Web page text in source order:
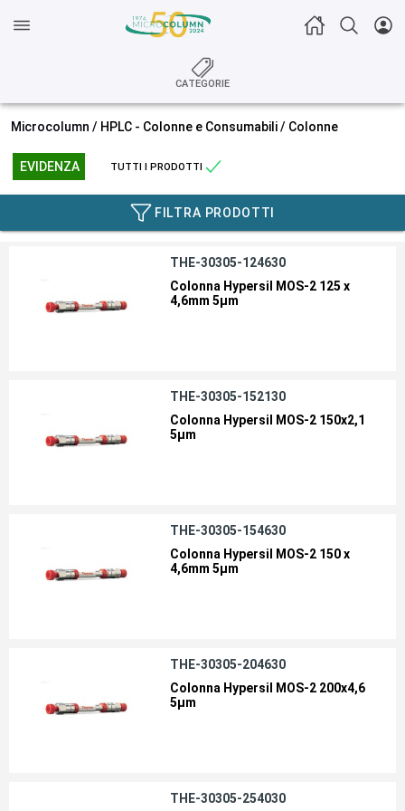
CATEGORIE
Microcolumn / HPLC - Colonne e Consumabili/ Colonne
EVIDENZA TUTTI I PRODOTTI
FILTRA PRODOTTI
THE-30305-124630
Colonna Hypersil MOS-2 125 x
4,6mm 5µm
THE-30305-152130
Colonna Hypersil MOS-2 150x2,1
5µm
THE-30305-154630
Colonna Hypersil MOS-2 150 x
4,6mm 5µm
THE-30305-204630
Colonna Hypersil MOS-2 200x4,6
5µm
THE-30305-254030